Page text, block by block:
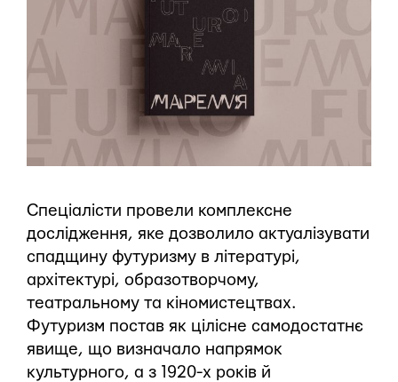
Спеціалісти провели комплексне
дослідження, яке дозволило актуалізувати
спадщину футуризму в літературі,
архітектурі, образотворчому,
театральному та кіномистецтвах.
Футуризм постав як цілісне самодостатнє
явище, що визначало напрямок
культурного, а з 1920-х років й